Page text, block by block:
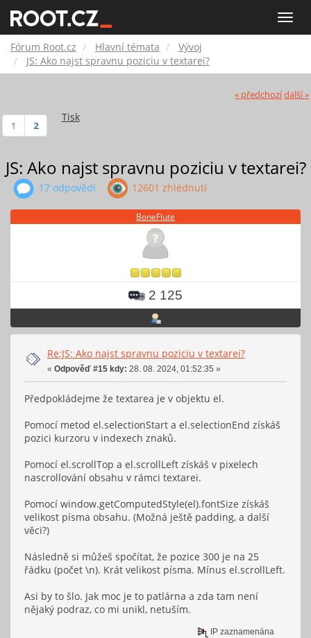
Toggle
Root.cz
Fórum Root.cz Hlavní témata
Vývoj
JS: Ako najst spravnu poziciu v textarei?
« předchozídalší »
Tisk
1 2
JS: Ako najst spravnu poziciu v textarei?
17 odpovědí 12601 zhlédnutí
BoneFlute
2 125
Re:JS: Ako najst spravnu poziciu v textarei?
« Odpověď #15 kdy: 28. 08. 2024, 01:52:35 »
Předpokládejme že textarea je v objektu el.
Pomocí metod el.selectionStart a el.selectionEnd získáš
pozici kurzoru v indexech znaků.
Pomocí el.scrollTop a el.scrollLeft získáš v pixelech
nascrollování obsahu v rámci textarei.
Pomocí window.getComputedStyle(el).fontSize získáš
velikost písma obsahu. (Možná ještě padding, a další
věci?)
Následně si můžeš spočítat, že pozice 300 je na 25
řádku (počet \n). Krát velikost písma. Mínus el.scrollLeft.
Asi by to šlo. Jak moc je to patlárna a zda tam není
nějaký podraz, co mi unikl, netuším.
IP zaznamenána